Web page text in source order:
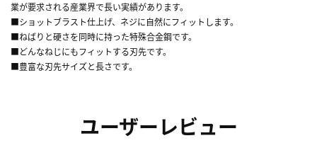
業が要求される産業界で長い実績があります。
■ショットブラスト仕上げ、ネジに自然にフィットします。
■ねばりと硬さを同時に持った特殊合金鋼です。
■どんなねじにもフィットする刃先です。
■豊富な刃先サイズと長さです。
ユーザーレビュー